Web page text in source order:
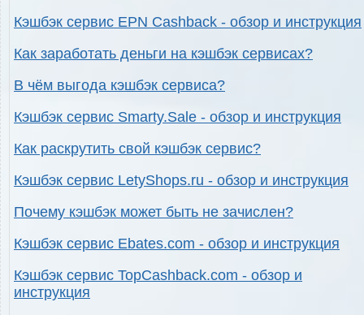
Кэшбэк сервис EPN Cashback - обзор и инструкция
Как заработать деньги на кэшбэк сервисах?
В чём выгода кэшбэк сервиса?
Кэшбэк сервис Smarty.Sale - обзор и инструкция
Как раскрутить свой кэшбэк сервис?
Кэшбэк сервис LetyShops.ru - обзор и инструкция
Почему кэшбэк может быть не зачислен?
Кэшбэк сервис Ebates.com - обзор и инструкция
Кэшбэк сервис TopCashback.com - обзор и
инструкция